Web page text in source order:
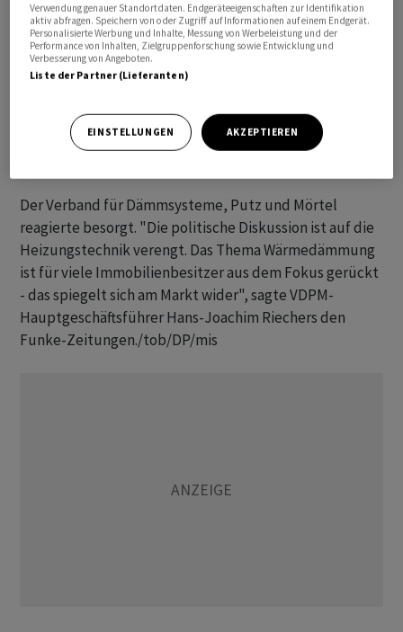
Auch bei Sanierungen halten sich die Deutschen dem
Bericht zufolge zurück. Nach vorläufigen Zahlen des
Marktforschungsinstituts B+L seien im ersten Halbjahr
Wärmedämmverbundsystemen gedämmt worden - ein
Minus von knapp 15 Prozent gegenüber dem
Der Verband für Dämmsysteme, Putz und Mörtel
reagierte besorgt. "Die politische Diskussion ist auf die
Heizungstechnik verengt. Das Thema Wärmedämmung
ist für viele Immobilienbesitzer aus dem Fokus gerückt
- das spiegelt sich am Markt wider", sagte VDPM-
Hauptgeschäftsführer Hans-Joachim Riechers den
Funke-Zeitungen./tob/DP/mis
Verwendung genauer Standortdaten. Endgeräteeigenschaften zur Identifikation
aktiv abfragen. Speichern von oder Zugriff auf Informationen auf einem Endgerät.
Personalisierte Werbung und Inhalte, Messung von Werbeleistung und der
Performance von Inhalten, Zielgruppenforschung sowie Entwicklung und
Verbesserung von Angeboten.
Liste der Partner (Lieferanten)
EINSTELLUNGEN AKZEPTIEREN